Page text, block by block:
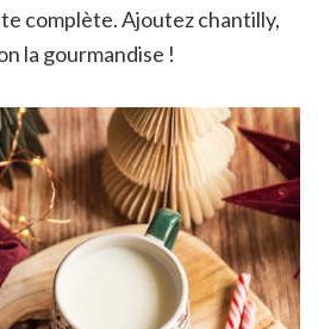
complète. Ajoutez chantilly,
la gourmandise !